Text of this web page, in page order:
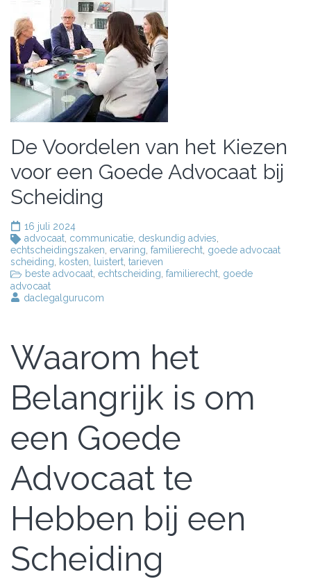
De Voordelen van het Kiezen
voor een Goede Advocaat bij
Scheiding
16 juli 2024
advocaat communicatie deskundig advies
echtscheidingszaken ervaring familierecht goede advocaat
scheiding
kosten luistert tarieven
beste advocaat echtscheiding familierecht goede
advocaat
daclegalgurucom
Waarom het
Belangrijk is om
een Goede
Advocaat te
Hebben bij een
Scheiding